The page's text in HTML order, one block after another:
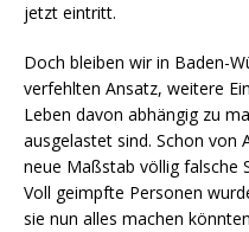
jetzt eintritt.
Doch bleiben wir in Baden-
verfehlten Ansatz, weitere
Leben davon abhängig zu
ausgelastet sind. Schon von
neue Maßstab völlig falsche
Voll geimpfte Personen
sie nun alles machen